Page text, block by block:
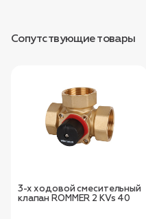
Сопутствующие товары
3-х ходовой смесительный
клапан ROMMER 2 KVs 40